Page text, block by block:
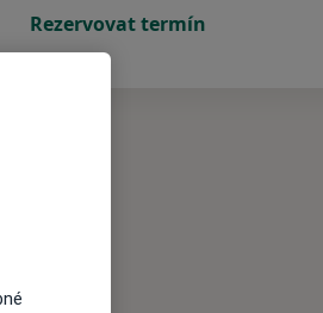
Rezervovat termín